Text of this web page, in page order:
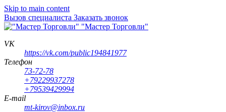
Skip to main content
Вызов специалиста Заказать звонок
"Мастер Торговли"
VK
https://vk.com/public194841977
Телефон
73-72-78
+79229937278
+79539429994
E-mail
mt-kirov@inbox.ru